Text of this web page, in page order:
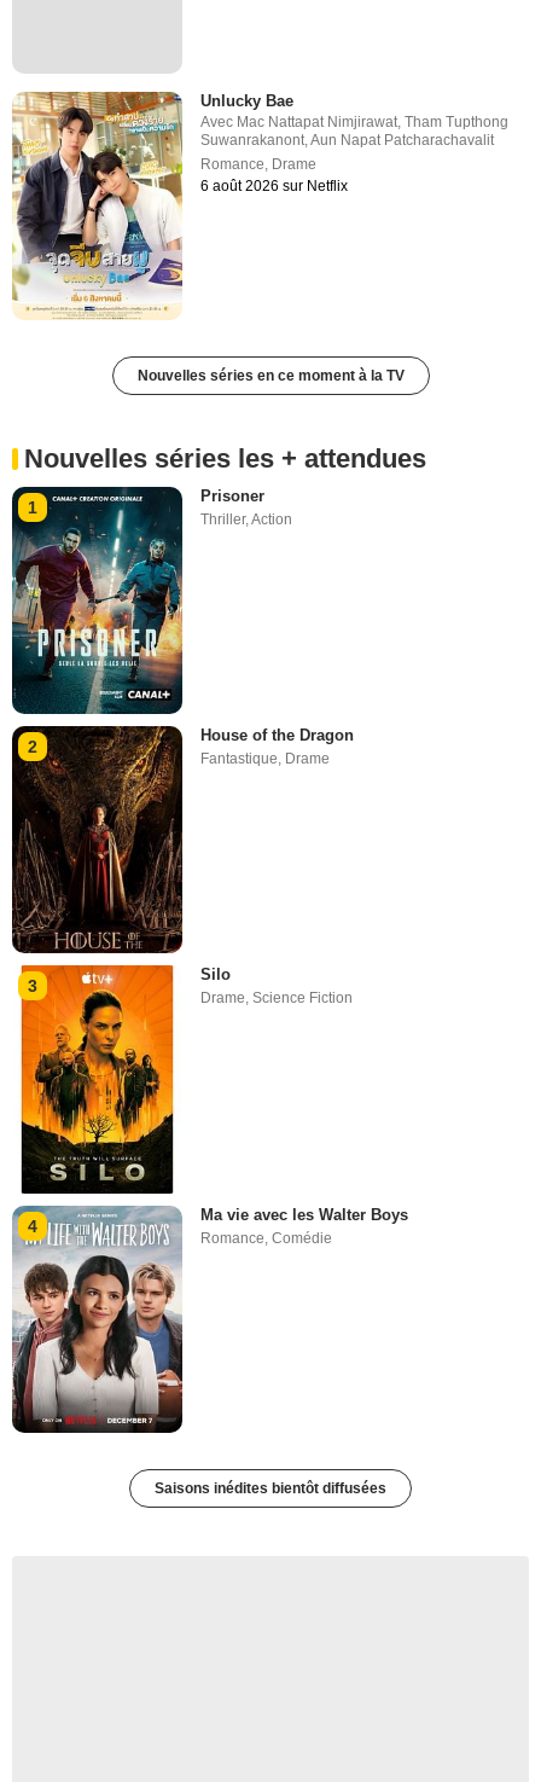
Unlucky Bae
Avec Mac Nattapat Nimjirawat,Tham Tupthong
Suwanrakanont,Aun Napat Patcharachavalit
Romance, Drame
6 août 2026 sur Netflix
Nouvelles séries en ce moment à la TV
Nouvelles séries les + attendues
1
Prisoner
Thriller,Action
2
House of the Dragon
Fantastique, Drame
3
Silo
Drame,Science Fiction
4
Ma vie avec les Walter Boys
Romance ,Comédie
Saisons inédites bientôt diffusées